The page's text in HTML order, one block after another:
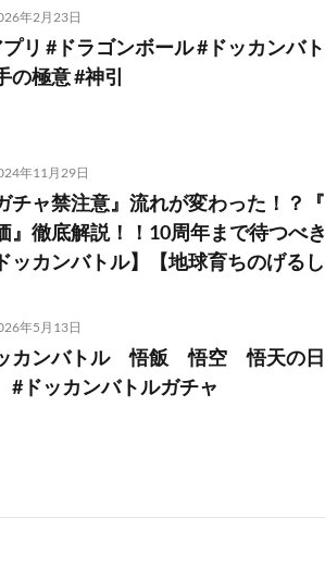
年2月23日
リ #ドラゴンボール #ドッカンバ
の極意 #神引
年11月29日
チャ禁注意』流れが変わった！？
』徹底解説！！10周年まで待つべ
ッカンバトル】【地球育ちのげるし
年5月13日
カンバトル 悟飯 悟空 悟天の
ドッカンバトルガチャ